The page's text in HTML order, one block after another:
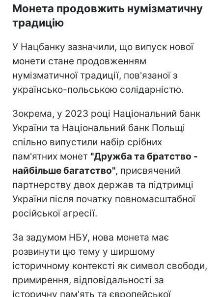
Монета продовжить нумізматичну
традицію
У Нацбанку зазначили, що випуск нової
монети стане продовженням
нумізматичної традиції, пов'язаної з
українсько-польською солідарністю.
Зокрема, у 2023 році Національний банк
України та Національний банк Польщі
спільно випустили набір срібних
пам'ятних монет "Дружба та братство -
найбільше багатство", присвячений
партнерству двох держав та підтримці
України після початку повномасштабної
російської агресії.
За задумом НБУ, нова монета має
розвинути цю тему у ширшому
історичному контексті як символ свободи,
примирення, відповідальності за
історичну пам'ять та європейської